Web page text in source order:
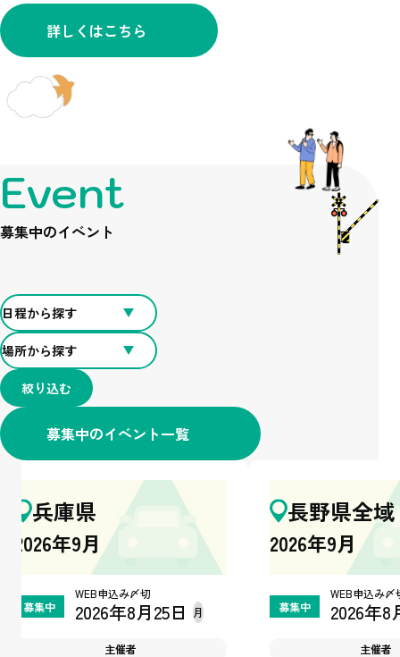
詳しくはこちら
Event
募集中のイベント
絞り込む
募集中のイベント一覧
兵庫県
2026年9月
募集中
WEB申込み〆切
2026年8月25日
主催者
長野県全域
2026年9月
募集中
WEB申込み〆
2026年8
主催者